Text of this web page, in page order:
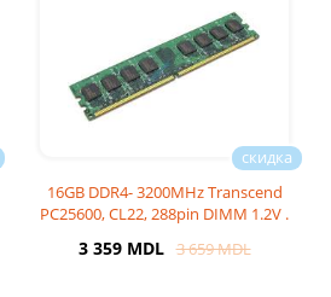
16GB DDR4- 3200MHz Transcend
PC25600, CL22, 288pin DIMM 1.2V .
3 359 MDL 3 659 MDL